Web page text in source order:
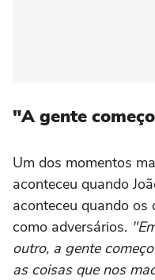
"A gente
Um dos momentos
aconteceu quando
aconteceu quando os
como adversários.
outro, a gente
as coisas que nos